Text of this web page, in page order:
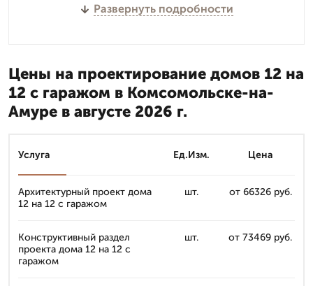
Развернуть подробности
Цены на проектирование домов 12 на
12 с гаражом в Комсомольске-на-
Амуре в августе 2026 г.
Услуга Ед.Изм. Цена
Архитектурный проект дома
12 на 12 с гаражом
шт. от 66326 руб.
Конструктивный раздел
проекта дома 12 на 12 с
гаражом
шт. от 73469 руб.